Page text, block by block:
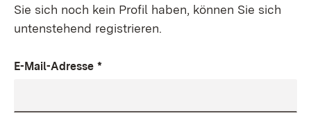
Sie sich noch kein Profil haben, können Sie sich
untenstehend registrieren.
E-Mail-Adresse *